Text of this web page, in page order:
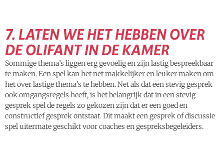
7. LATEN WE HET HEBBEN OVER
DE OLIFANT IN DE KAMER
Sommige thema’s liggen erg gevoelig en zijn lastig bespreekbaar
te maken. Een spel kan het net makkelijker en leuker maken om
het over lastige thema’s te hebben. Net als dat een stevig gesprek
ook omgangsregels heeft, is het belangrijk dat in een stevig
gesprek spel de regels zo gekozen zijn dat er een goed en
constructief gesprek ontstaat. Dit maakt een gesprek of discussie
spel uitermate geschikt voor coaches en gespreksbegeleiders.